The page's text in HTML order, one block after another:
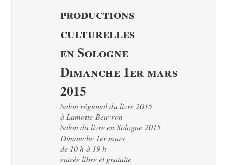
productions
culturelles
en Sologne
Dimanche 1er mars
2015
Salon régional du livre 2015
à Lamotte-Beuvron
Salon du livre en Sologne 2015
Dimanche 1er mars
de 10 h à 19 h
entrée libre et gratuite